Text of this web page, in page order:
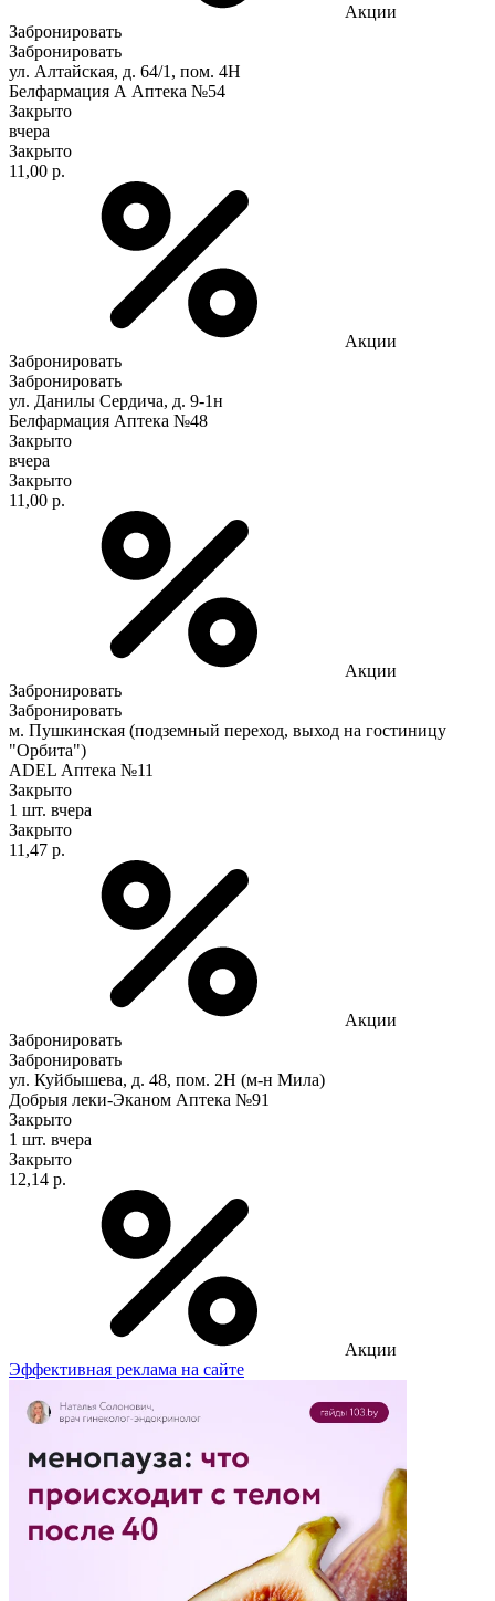
Акции
Забронировать
Забронировать
ул. Алтайская, д. 64/1, пом. 4Н
Белфармация А Аптека №54
Закрыто
вчера
Закрыто
11,00 р.
Акции
Забронировать
Забронировать
ул. Данилы Сердича, д. 9-1н
Белфармация Аптека №48
Закрыто
вчера
Закрыто
11,00 р.
Акции
Забронировать
Забронировать
м. Пушкинская (подземный переход, выход на гостиницу
"Орбита")
ADEL Аптека №11
Закрыто
1 шт. вчера
Закрыто
11,47 р.
Акции
Забронировать
Забронировать
ул. Куйбышева, д. 48, пом. 2Н (м-н Мила)
Добрыя леки-Эканом Аптека №91
Закрыто
1 шт. вчера
Закрыто
12,14 р.
Акции
Эффективная реклама на сайте